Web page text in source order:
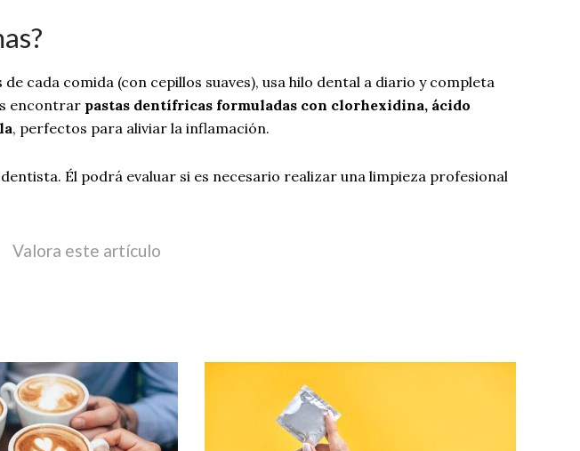
de cada comida (con cepillos suaves), usa hilo dental a diario y completa
encontrar pastas dentífricas formuladas con clorhexidina, ácido
, perfectos para aliviar la inflamación.
Él podrá evaluar si es necesario realizar una limpieza profesional
Valora este artículo